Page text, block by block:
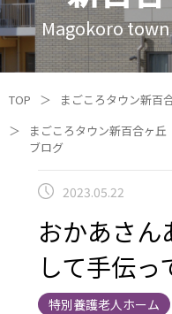
Magokoro town
TOP ＞
まごころタウン新百
＞
まごころタウン新百合ヶ丘
ブログ
2023.05.22
おかあさ
して手伝っ
特別養護老人ホーム